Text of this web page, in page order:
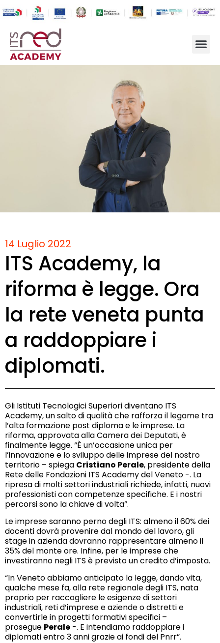
14 Luglio 2022
ITS Academy, la
riforma è legge. Ora
la rete veneta punta
a raddoppiare i
diplomati.
Gli Istituti Tecnologici Superiori diventano ITS
Academy, un salto di qualità che rafforza il legame tra
l’alta formazione post diploma e le imprese. La
riforma, approvata alla Camera dei Deputati, è
finalmente legge. “È un’occasione unica per
l’innovazione e lo sviluppo delle imprese del nostro
territorio – spiega Cristiano Perale, presidente della
Rete delle Fondazioni ITS Academy del Veneto -. La
ripresa di molti settori industriali richiede, infatti, nuovi
professionisti con competenze specifiche. E i nostri
percorsi sono la chiave di volta”.
Le imprese saranno perno degli ITS: almeno il 60% dei
docenti dovrà provenire dal mondo del lavoro, gli
stage in azienda dovranno rappresentare almeno il
35% del monte ore. Infine, per le imprese che
investiranno negli ITS è previsto un credito d’imposta.
“In Veneto abbiamo anticipato la legge, dando vita,
qualche mese fa, alla rete regionale degli ITS, nata
proprio per raccogliere le esigenze di settori
industriali, reti d’imprese e aziende o distretti e
convertirle in progetti formativi specifici –
prosegue Perale -. E intendiamo raddoppiare i
diplomati entro 3 anni grazie ai fondi del Pnrr”.